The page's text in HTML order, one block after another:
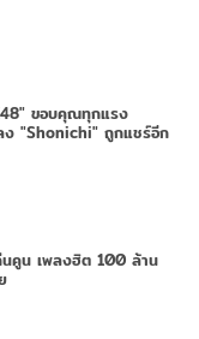
ขอบคุณทุกแรง
"Shonichi" ถูกแชร์อีก
คูน เพลงฮิต 100 ล้าน